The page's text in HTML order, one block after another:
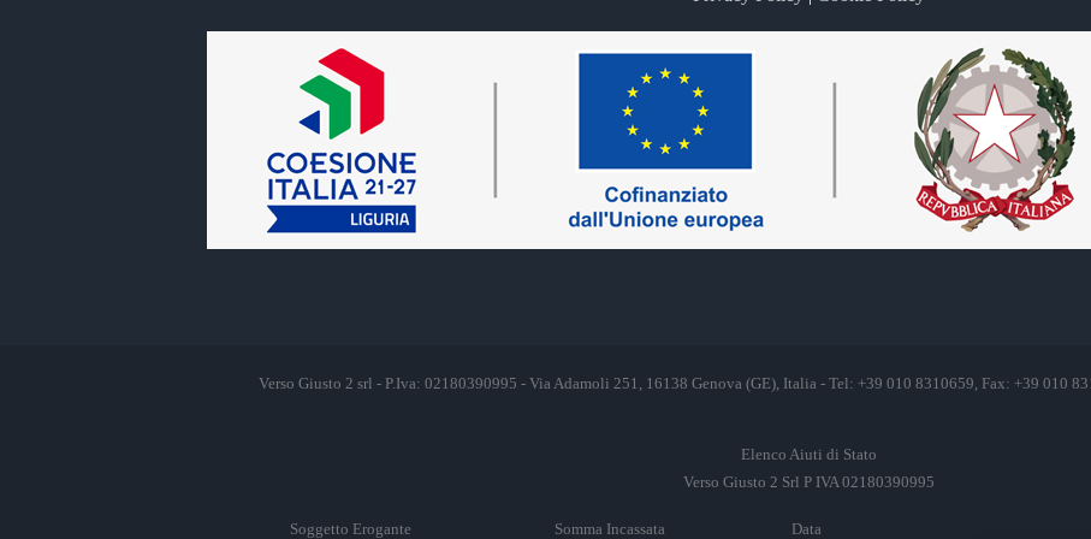
Verso Giusto 2 srl - P.Iva: 02180390995 - Via Adamoli 251, 16138 Genova (GE), Italia - Tel: +39 010 8310659, Fax: +39 010
Elenco Aiuti di Stato
Verso Giusto 2 Srl P IVA 02180390995
Soggetto Erogante Somma Incassata Data